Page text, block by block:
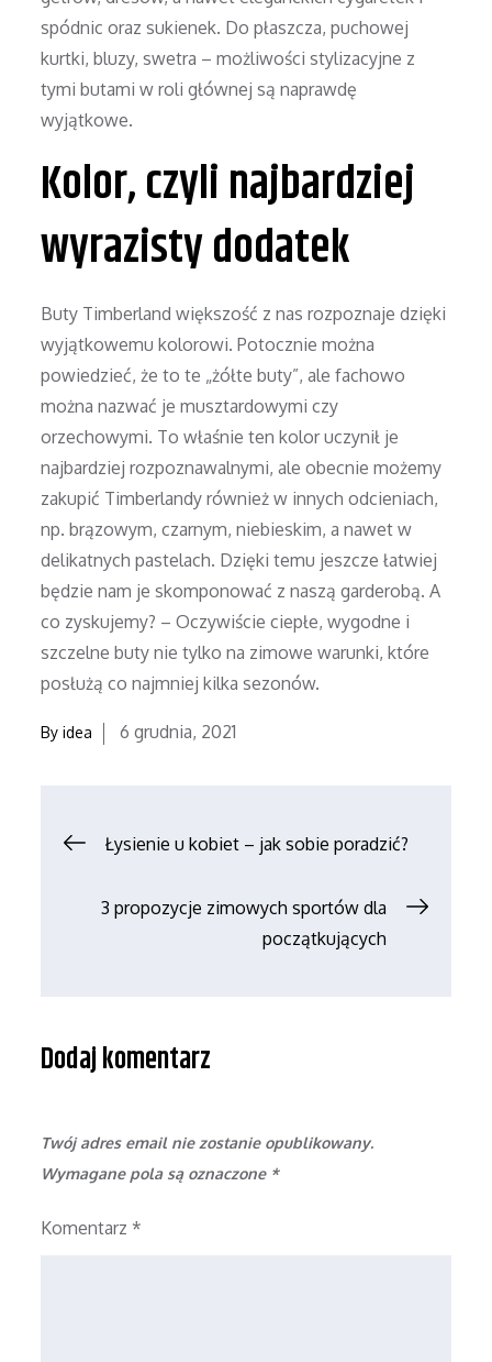
spódnic oraz sukienek. Do płaszcza, puchowej
kurtki, bluzy, swetra – możliwości stylizacyjne z
tymi butami w roli głównej są naprawdę
wyjątkowe.
Kolor, czyli najbardziej
wyrazisty dodatek
Buty Timberland większość z nas rozpoznaje dzięki
wyjątkowemu kolorowi. Potocznie można
powiedzieć, że to te „żółte buty”, ale fachowo
można nazwać je musztardowymi czy
orzechowymi. To właśnie ten kolor uczynił je
najbardziej rozpoznawalnymi, ale obecnie możemy
zakupić Timberlandy również w innych odcieniach,
np. brązowym, czarnym, niebieskim, a nawet w
delikatnych pastelach. Dzięki temu jeszcze łatwiej
będzie nam je skomponować z naszą garderobą. A
co zyskujemy? – Oczywiście ciepłe, wygodne i
szczelne buty nie tylko na zimowe warunki, które
posłużą co najmniej kilka sezonów.
Byidea
Posted
6 grudnia, 2021
Nawigacja
wpisu
Łysienie u kobiet – jak sobie poradzić?
3 propozycje zimowych sportów dla
początkujących
Dodaj komentarz
Twój adres email nie zostanie opublikowany.
Wymagane pola są oznaczone *
Komentarz *